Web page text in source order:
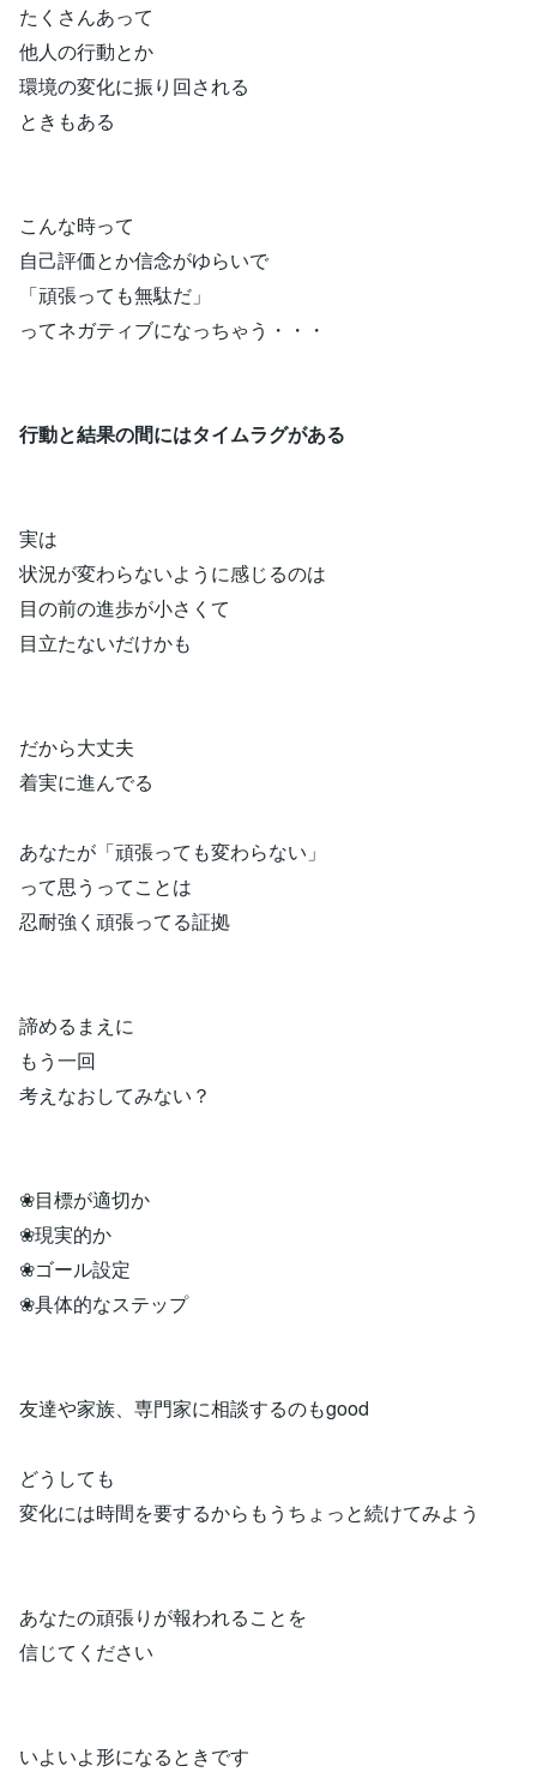
たくさんあって
他人の行動とか
環境の変化に振り回される
ときもある
こんな時って
自己評価とか信念がゆらいで
「頑張っても無駄だ」
ってネガティブになっちゃう・・・
行動と結果の間にはタイムラグがある
実は
状況が変わらないように感じるのは
目の前の進歩が小さくて
目立たないだけかも
だから大丈夫
着実に進んでる
あなたが「頑張っても変わらない」
って思うってことは
忍耐強く頑張ってる証拠
諦めるまえに
もう一回
考えなおしてみない？
❀目標が適切か
❀現実的か
❀ゴール設定
❀具体的なステップ
友達や家族、専門家に相談するのもgood
どうしても
変化には時間を要するからもうちょっと続けてみよう
あなたの頑張りが報われることを
信じてください
いよいよ形になるときです